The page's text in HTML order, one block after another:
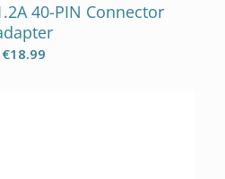
40-PIN Connector
€18.99